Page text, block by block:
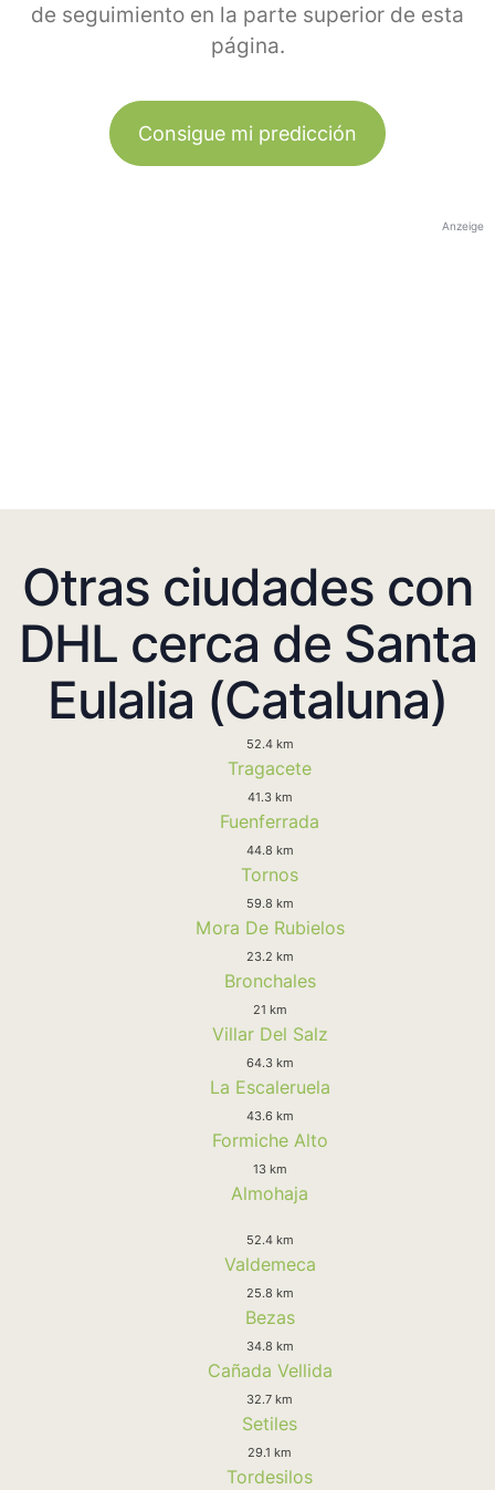
de seguimiento en la parte superior de esta
página.
Consigue mi predicción
Anzeige
Otras ciudades con
DHL cerca de Santa
Eulalia (Cataluna)
52.4 km
Tragacete
41.3 km
Fuenferrada
44.8 km
Tornos
59.8 km
Mora De Rubielos
23.2 km
Bronchales
21 km
Villar Del Salz
64.3 km
La Escaleruela
43.6 km
Formiche Alto
13 km
Almohaja
52.4 km
Valdemeca
25.8 km
Bezas
34.8 km
Cañada Vellida
32.7 km
Setiles
29.1 km
Tordesilos